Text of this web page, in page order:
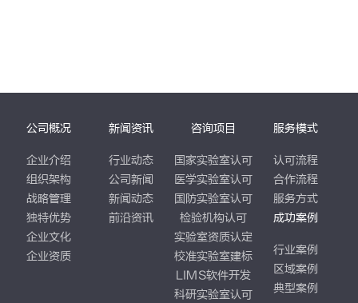
公司概况
企业介绍
组织架构
战略管理
独特优势
企业文化
企业资质
新闻资讯
行业动态
公司新闻
新闻动态
前沿资讯
咨询项目
国家实验室认可
医学实验室认可
国防实验室认可
检验机构认可
实验室资质认定
校准实验室建标
LIMS软件开发
科研实验室认可
服务模式
认可流程
合作流程
服务方式
成功案例
行业案例
区域案例
典型案例